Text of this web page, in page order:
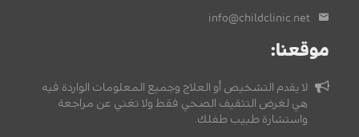
info@childclinic.net
موقعنا:
لا يقدم التشخيص أو العلاج وجميع المعلومات الواردة فيه
هي لغرض التثقيف الصحي فقط ولا تغني عن مراجعة
واستشارة طبيب طفلك.